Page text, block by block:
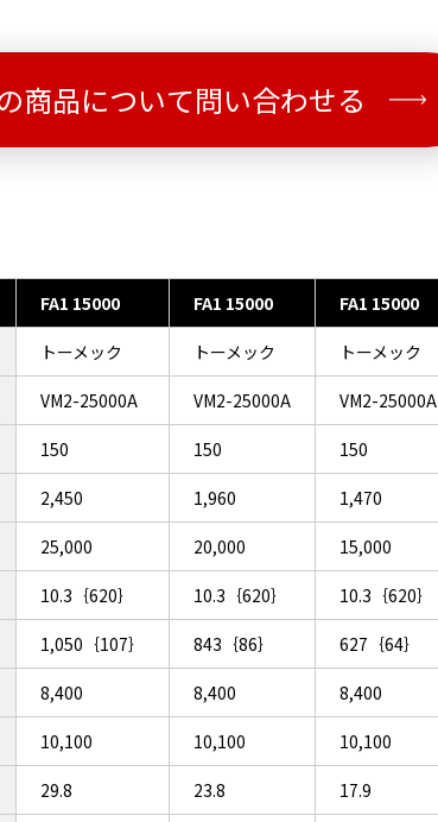
商品について問い合わせる
FA1 15000 FA1 15000 FA1 15000
トーメック トーメック トーメック
VM2-25000A VM2-25000A VM2-25000A
150 150 150
2,450 1,960 1,470
25,000 20,000 15,000
10.3｛620｝ 10.3｛620｝ 10.3｛620｝
1,050｛107｝ 843｛86｝ 627｛64｝
8,400 8,400 8,400
10,100 10,100 10,100
29.8 23.8 17.9